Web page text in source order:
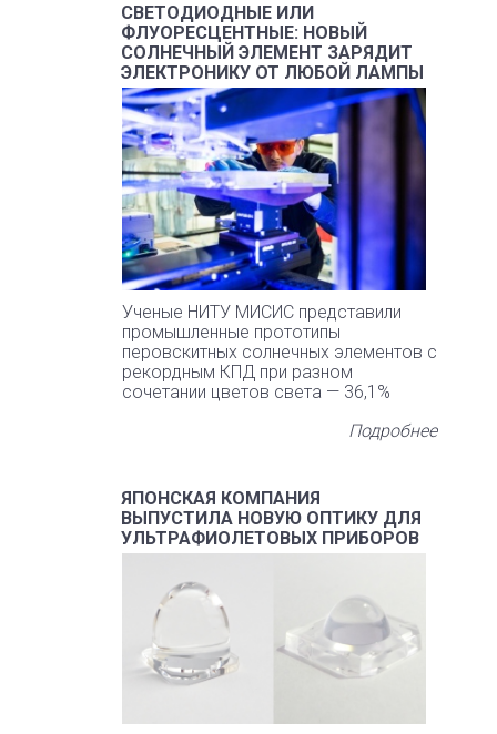
СВЕТОДИОДНЫЕ ИЛИ
ФЛУОРЕСЦЕНТНЫЕ: НОВЫЙ
СОЛНЕЧНЫЙ ЭЛЕМЕНТ ЗАРЯДИТ
ЭЛЕКТРОНИКУ ОТ ЛЮБОЙ ЛАМПЫ
Ученые НИТУ МИСИС представили
промышленные прототипы
перовскитных солнечных элементов с
рекордным КПД при разном
сочетании цветов света — 36,1%
Подробнее
ЯПОНСКАЯ КОМПАНИЯ
ВЫПУСТИЛА НОВУЮ ОПТИКУ ДЛЯ
УЛЬТРАФИОЛЕТОВЫХ ПРИБОРОВ